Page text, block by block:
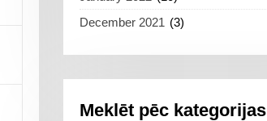
December 2021 (3)
Meklēt pēc kategorijas